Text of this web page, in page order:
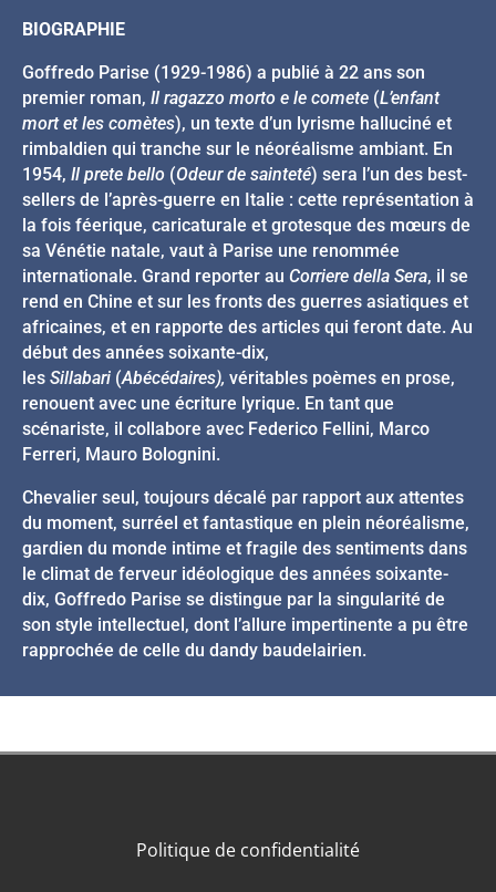
BIOGRAPHIE
Goffredo Parise (1929-1986) a publié à 22 ans son
premier roman, Il ragazzo morto e le comete (L’enfant
mort et les comètes), un texte d’un lyrisme halluciné et
rimbaldien qui tranche sur le néoréalisme ambiant. En
1954, Il prete bello (Odeur de sainteté) sera l’un des best-
sellers de l’après-guerre en Italie : cette représentation à
la fois féerique, caricaturale et grotesque des mœurs de
sa Vénétie natale, vaut à Parise une renommée
internationale. Grand reporter au Corriere della Sera, il se
rend en Chine et sur les fronts des guerres asiatiques et
africaines, et en rapporte des articles qui feront date. Au
début des années soixante-dix,
les Sillabari (Abécédaires), véritables poèmes en prose,
renouent avec une écriture lyrique. En tant que
scénariste, il collabore avec Federico Fellini, Marco
Ferreri, Mauro Bolognini.
Chevalier seul, toujours décalé par rapport aux attentes
du moment, surréel et fantastique en plein néoréalisme,
gardien du monde intime et fragile des sentiments dans
le climat de ferveur idéologique des années soixante-
dix, Goffredo Parise se distingue par la singularité de
son style intellectuel, dont l’allure impertinente a pu être
rapprochée de celle du dandy baudelairien.
Politique de confidentialité